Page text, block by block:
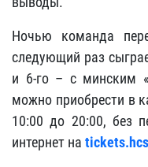
Ночью команда
следующий раз
и 6-го – с минским
можно приобрести в
10:00 до 20:00, без
интернет на